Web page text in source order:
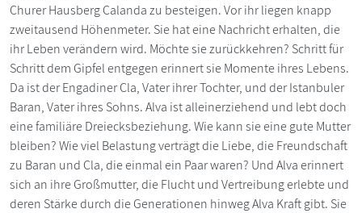
Churer Hausberg Calanda zu besteigen. Vor ihr liegen knapp
zweitausend Höhenmeter. Sie hat eine Nachricht erhalten, die
ihr Leben verändern wird. Möchte sie zurückkehren? Schritt für
Schritt dem Gipfel entgegen erinnert sie Momente ihres Lebens.
Da ist der Engadiner Cla, Vater ihrer Tochter, und der Istanbuler
Baran, Vater ihres Sohns. Alva ist alleinerziehend und lebt doch
eine familiäre Dreiecksbeziehung. Wie kann sie eine gute Mutter
bleiben? Wie viel Belastung verträgt die Liebe, die Freundschaft
zu Baran und Cla, die einmal ein Paar waren? Und Alva erinnert
sich an ihre Großmutter, die Flucht und Vertreibung erlebte und
deren Stärke durch die Generationen hinweg Alva Kraft gibt. Sie